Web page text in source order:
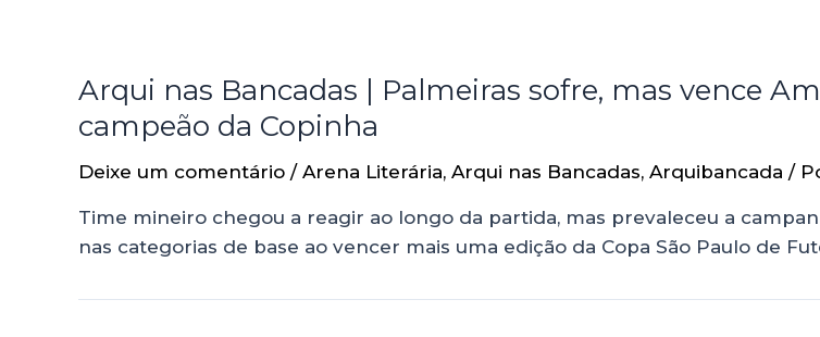
Arqui nas Bancadas | Palmeiras sofre, mas vence
campeão da Copinha
Deixe um comentário / Arena Literária, Arqui nas Bancadas, Arquibancada /
Time mineiro chegou a reagir ao longo da partida, mas prevaleceu a
nas categorias de base ao vencer mais uma edição da Copa São Paulo de